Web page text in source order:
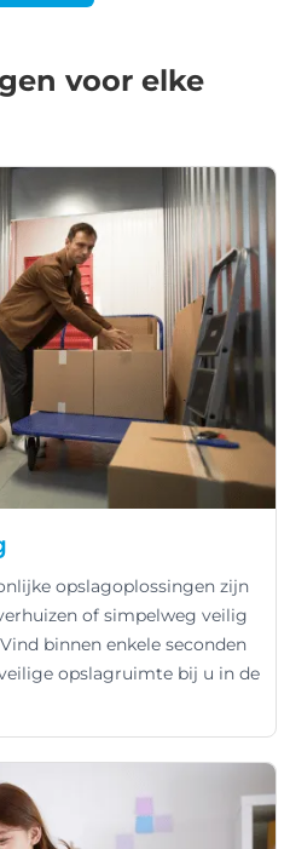
voor elke
opslagoplossingen zijn
of simpelweg veilig
binnen enkele seconden
opslagruimte bij u in de